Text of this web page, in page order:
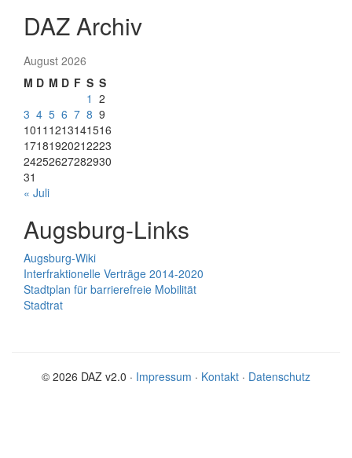
DAZ Archiv
August 2026
M D M D F S S
1 2
3 4 5 6 7 8 9
1011 1213141516
17181920212223
24252627282930
31
« Juli
Augsburg-Links
Augsburg-Wiki
Interfraktionelle Verträge 2014-2020
Stadtplan für barrierefreie Mobilität
Stadtrat
© 2026 DAZ v2.0 · Impressum · Kontakt · Datenschutz